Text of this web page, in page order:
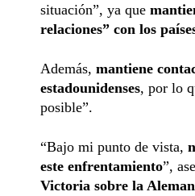
situación”, ya que
relaciones” con los
Además, mantiene
estadounidenses, por lo
posible”.
“Bajo mi punto de vista,
este enfrentamiento”,
Victoria sobre la